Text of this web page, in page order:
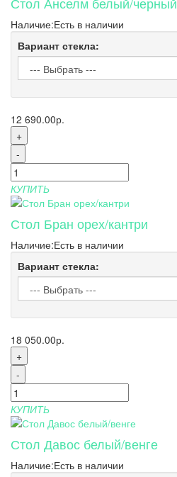
Наличие:Есть в наличии
Вариант стекла:
12 690.00р.
+
-
КУПИТЬ
Стол Бран орех/кантри
Наличие:Есть в наличии
Вариант стекла:
18 050.00р.
+
-
КУПИТЬ
Стол Давос белый/венге
Наличие:Есть в наличии